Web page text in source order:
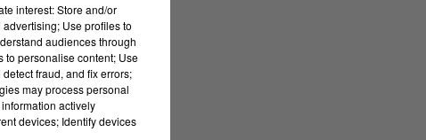
interest: Store and/or
Use profiles to
audiences through
to personalise content; Use
fraud, and fix errors;
may process personal
actively
devices; Identify devices